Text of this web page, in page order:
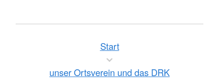
Start
unser Ortsverein und das DRK